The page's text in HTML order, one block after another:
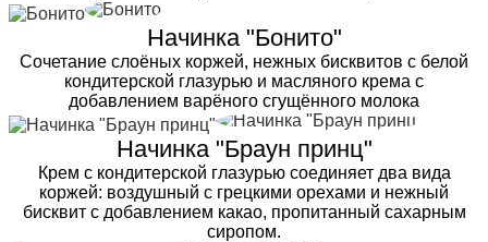
Начинка "Бонито"
Сочетание слоёных коржей, нежных бисквитов с белой
кондитерской глазурью и масляного крема с
добавлением варёного сгущённого молока
Начинка "Браун принц"
Крем с кондитерской глазурью соединяет два вида
коржей: воздушный с грецкими орехами и нежный
бисквит с добавлением какао, пропитанный сахарным
сиропом.